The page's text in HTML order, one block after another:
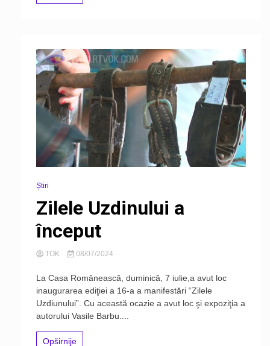
Știri
Zilele Uzdinului a
început
TOK 08/07/2024
La Casa Românească, duminică, 7 iulie,a avut loc
inaugurarea ediţiei a 16-a a manifestări “Zilele
Uzdiunului”. Cu această ocazie a avut loc şi expoziţia a
autorului Vasile Barbu....
Opširnije